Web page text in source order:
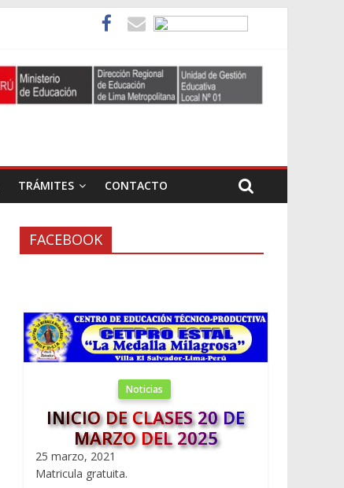
TRÁMITES CONTACTO
FACEBOOK
Noticias
INICIO DE CLASES 20 DE
MARZO DEL 2025
25 marzo, 2021
Matricula gratuita.